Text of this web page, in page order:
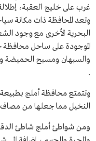
غرب على خليج العقبة،
وتعد المحافظة ذات مكانة
البحرية الأخرى مع وجود
الموجودة على ساحل
والسبهان ومسبح الحميضة
.
وتتمتع محافظة أملج
النخيل مما جعلها من مصاف
ومن شواطئ أملج شاطئ